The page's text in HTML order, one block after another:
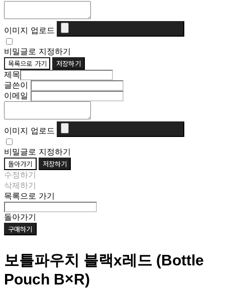
이미지 업로드
비밀글로 지정하기
목록으로 가기 저장하기
제목
글쓴이
이메일
이미지 업로드
비밀글로 지정하기
돌아가기 저장하기
수정하기
삭제하기
목록으로 가기
돌아가기
구매하기
보틀파우치 블랙x레드 (Bottle
Pouch B×R)